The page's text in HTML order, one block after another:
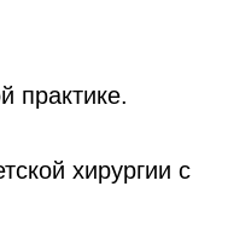
практике.
хирургии с